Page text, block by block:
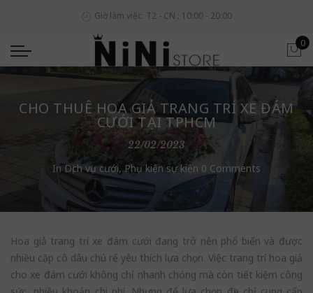
Giờ làm việc: T2 - CN : 10:00 - 20:00
0
CHO THUÊ HOA GIẢ TRANG TRÍ XE ĐÁM
CƯỚI TẠI TPHCM
22/02/2023
InDịch vụ cưới,Phụ kiện sự kiện 0 Comments
Hoa giả trang trí xe đám cưới đang trở nên phổ biến và được
nhiều cặp cô dâu chú rể yêu thích lựa chọn. Việc trang trí hoa giả
cho xe đám cưới không chỉ nhanh chóng mà còn tiết kiệm công